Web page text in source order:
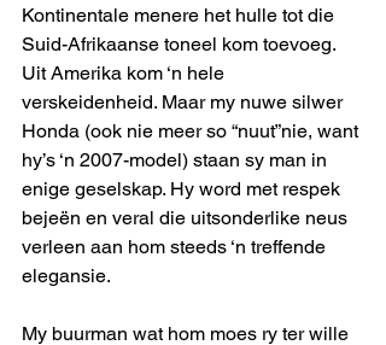
Kontinentale menere het hulle tot die
Suid-Afrikaanse toneel kom toevoeg.
Uit Amerika kom ‘n hele
verskeidenheid. Maar my nuwe silwer
Honda (ook nie meer so “nuut”nie, want
hy’s ‘n 2007-model) staan sy man in
enige geselskap. Hy word met respek
bejeën en veral die uitsonderlike neus
verleen aan hom steeds ‘n treffende
elegansie.
My buurman wat hom moes ry ter wille